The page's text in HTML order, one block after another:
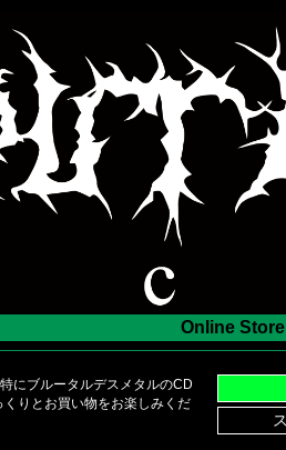
Online Store
にブルータルデスメタルのCD
りとお買い物をお楽しみくだ